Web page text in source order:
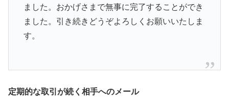
ました。おかげさまで無事に完了することができ
ました。引き続きどうぞよろしくお願いいたしま
す。
定期的な取引が続く相手へのメール